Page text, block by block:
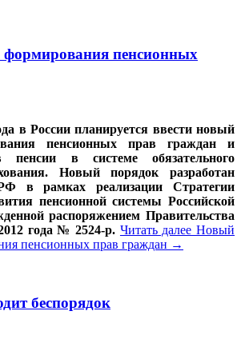
пенсионных
в России планируется ввести новый
пенсионных прав граждан и
пенсии в системе обязательного
Новый порядок разработан
в рамках реализации Стратегии
пенсионной системы Российской
распоряжением Правительства
года№ 2524-р. Читать далееНовый
пенсионных прав граждан →
беспорядок